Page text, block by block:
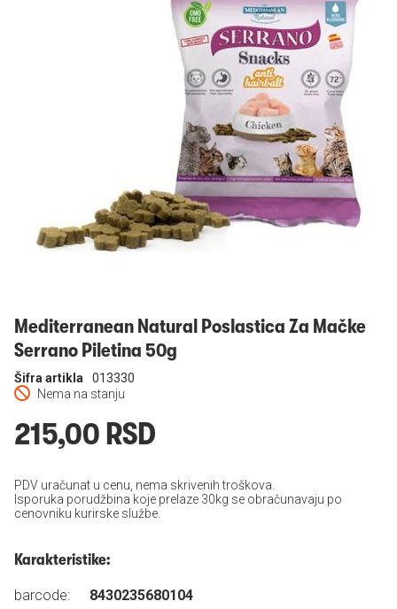
Mediterranean Natural Poslastica Za Mačke
Serrano Piletina 50g
Nema na stanju
Šifra artikla 013330
215,00 RSD
PDV uračunat u cenu, nema skrivenih troškova.
Isporuka porudžbina koje prelaze 30kg se obračunavaju po
cenovniku kurirske službe.
Karakteristike:
barcode:
8430235680104